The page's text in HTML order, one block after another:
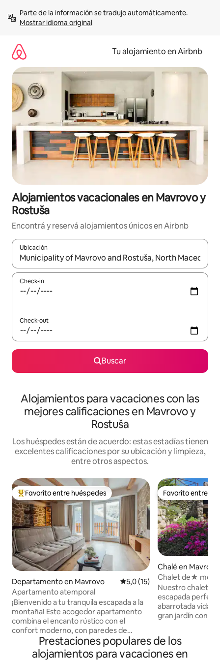
contenidoMostrar idioma original
Tu alojamiento en Airbnb
Alojamientos vacacionales en Mavrovo y
Rostuša
Encontrá y reservá alojamientos únicos en Airbnb
Ubicación
Cuando los resultados estén disponibles, navegá con las
Check-in
Check-out
Buscar
Alojamientos para vacaciones con las
mejores calificaciones en Mavrovo y
Rostuša
Los huéspedes están de acuerdo: estas estadías tienen
excelentes calificaciones por su ubicación y limpieza,
entre otros aspectos.
Favorito entre los huéspedes más destacados
Favorito entre huéspedes
Departamento en Mavrovo Calificación promedio: 5,0 de
5,0 (15)
Apartamento atemporal
¡Bienvenido a tu tranquila escapada a la
montaña! Este acogedor apartamento
combina el encanto rústico con el
confort moderno, con paredes de
piedra, vigas de madera y muebles
únicos hechos a mano por un maestro
carpintero local. Ubicado en lo alto de las
Favorito entre
Favorito entre
Chalé en Mavrovo
Chalet de★
y tranquilo ☼
Nuestro chalet
escapada
abarrotada vida
gran jardín con
perfecta para
Excelente
Mavrovo y la zona de
Prestaciones populares de los
alojamientos para vacaciones en